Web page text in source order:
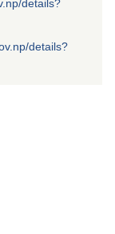
details?
details?